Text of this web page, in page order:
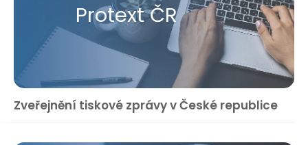
Protext ČR
Zveřejnění tiskové zprávy v České republice